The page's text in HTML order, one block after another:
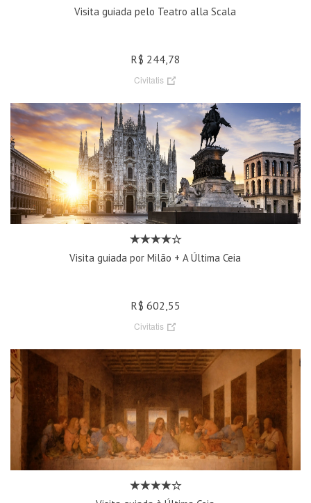
Visita guiada pelo Teatro alla Scala
R$ 244,78
Civitatis
Visita guiada por Milão + A Última Ceia
R$ 602,55
Civitatis